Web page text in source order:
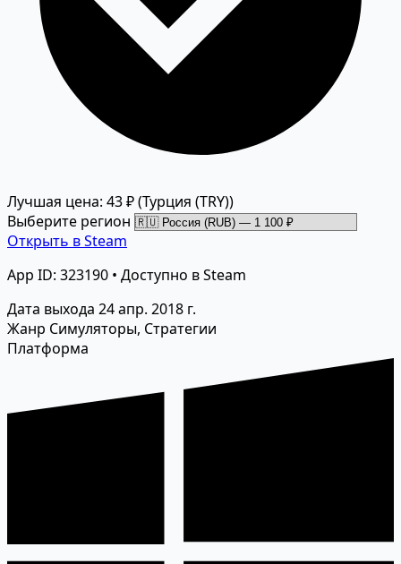
Лучшая цена: 43 ₽(Турция (TRY))
Выберите регион
Открыть в Steam
App ID: 323190 • Доступно в Steam
Дата выхода 24 апр. 2018 г.
Жанр Симуляторы, Стратегии
Платформа